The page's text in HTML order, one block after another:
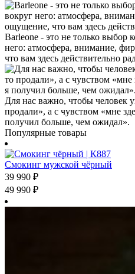
Barleone - это не только выбор
него: атмосфера, внимание,
что вам здесь действительно
Для нас важно, чтобы человек
продали», а с чувством «мне
получил больше, чем ожидал».
Популярные товары
Смокинг мужской чёрный
39 990 ₽
49 990 ₽